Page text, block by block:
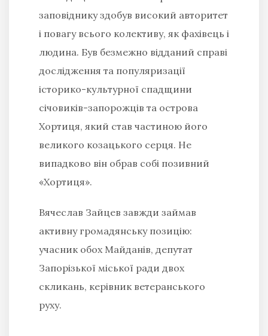
заповіднику здобув високий авторитет
і повагу всього колективу, як фахівець і
людина. Був безмежно відданий справі
дослідження та популяризації
історико-культурної спадщини
січовиків-запорожців та острова
Хортиця, який став частиною його
великого козацького серця. Не
випадково він обрав собі позивний
«Хортиця».
Вячеслав Зайцев завжди займав
активну громадянську позицію:
учасник обох Майданів, депутат
Запорізької міської ради двох
скликань, керівник ветеранського
руху.